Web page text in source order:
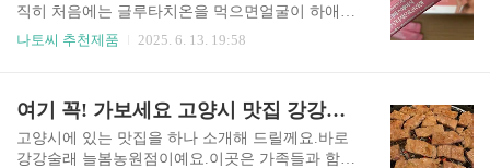
체 어떻게 해야 소화가 잘 될까?" 고민했어요. 효
소, 먹을 필요 있을까? 효소를 챙겨먹기 시작한 지
어느덧 1년이 넘었어요.처음엔 “먹는 것도 많은데,
내 독소, 피부 트러블, 비만 등 문제가 생긴다는 사
실을 알게 됐죠..
직히 처음에는 글루타치온을 먹으면얼굴이 하애진
다고 해서 먹기 시작했었죠.진짜로 하애지는건지
오히려 더 챙겨먹게 되더라고요. 이번 글루타치온
은코오롱제약 리버스에이지 글루타치온이예요. 제
품선택이유브랜드파워코오롱제약이라는 브랜드
나토씨 추천제품 2025. 6. 13. 19:58
여기 꼭! 가보세요 고양시 맛집 강강술래 늘봄농원점
고양시에 있는 맛집을 하나 소개해 드릴께요.바로
강강술래 늘봄농원점이예요.이곳은 가족들과 함께